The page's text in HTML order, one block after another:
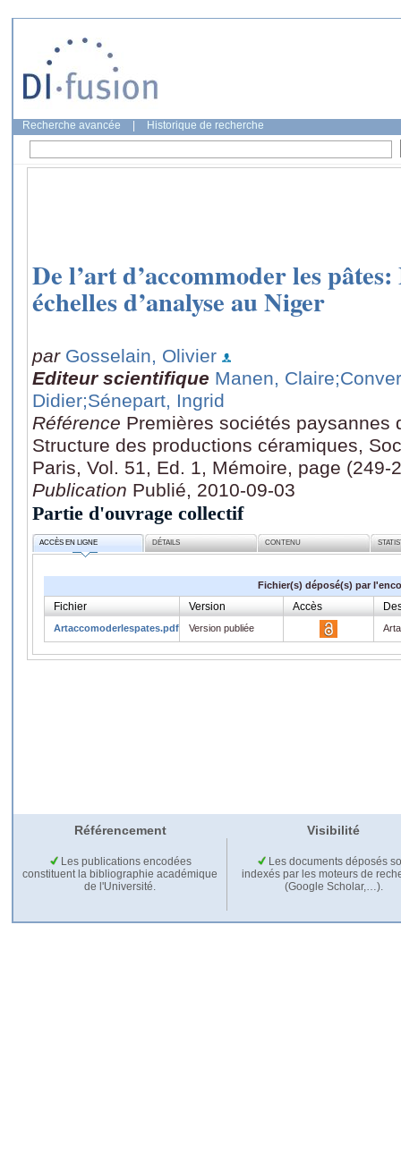
Recherche avancée Historique de recherche
De l’art d’accommoder les
échelles d’analyse au Niger
par Gosselain, Olivier
Editeur scientifique Manen, Claire
Didier;Sénepart, Ingrid
Référence Premières sociétés paysannes
Structure des productions céramiques,
Paris, Vol. 51, Ed. 1, Mémoire, page (249-
Publication Publié, 2010-09-03
Partie d'ouvrage collectif
ACCÈS EN LIGNE DÉTAILS CONTENU
Fichier(s) déposé(s) par
Fichier Version Accès
Artaccomoderlespates.pdf Version publiée
Référencement Visibilité
Les publications encodées
constituent la bibliographie académique
de l'Université.
Les documents déposés
indexés par les moteurs de
(Google Scholar,…).